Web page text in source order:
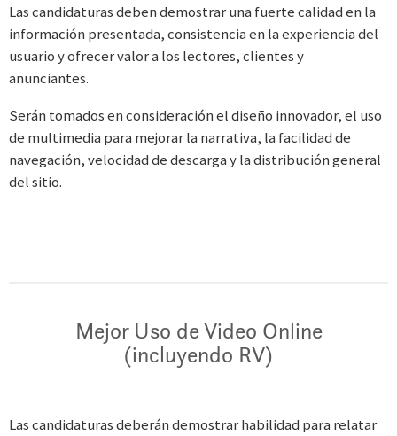
Las candidaturas deben demostrar una fuerte calidad en la
información presentada, consistencia en la experiencia del
usuario y ofrecer valor a los lectores, clientes y
anunciantes.
Serán tomados en consideración el diseño innovador, el uso
de multimedia para mejorar la narrativa, la facilidad de
navegación, velocidad de descarga y la distribución general
del sitio.
Mejor Uso de Video Online
(incluyendo RV)
Las candidaturas deberán demostrar habilidad para relatar